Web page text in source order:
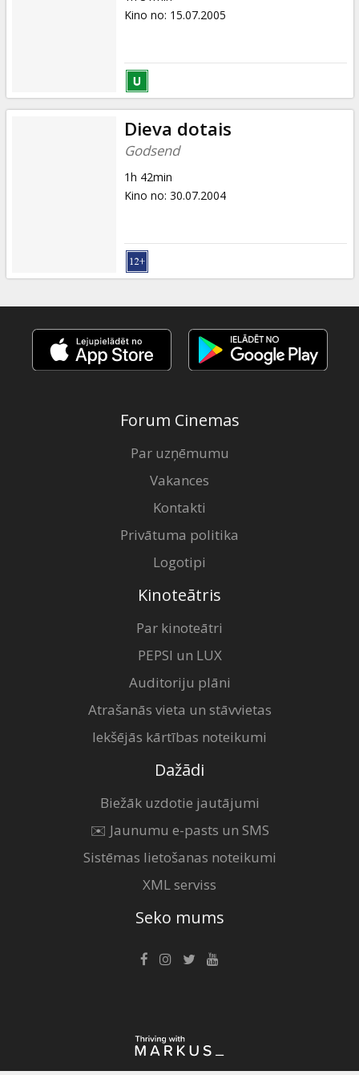
Kino no: 15.07.2005
Dieva dotais
Godsend
1h 42min
Kino no: 30.07.2004
Forum Cinemas
Par uzņēmumu
Vakances
Kontakti
Privātuma politika
Logotipi
Kinoteātris
Par kinoteātri
PEPSI un LUX
Auditoriju plāni
Atrašanās vieta un stāvvietas
Iekšējās kārtības noteikumi
Dažādi
Biežāk uzdotie jautājumi
✉️ Jaunumu e-pasts un SMS
Sistēmas lietošanas noteikumi
XML serviss
Seko mums